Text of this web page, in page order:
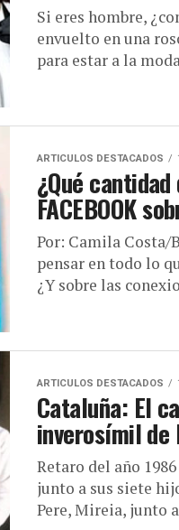
Si eres hombre,
envuelto en una
para estar a la
ARTICULOS DESTACADOS
¿Qué
FACEBOOK
Por: Camila Costa/
pensar en todo lo
¿Y sobre las
ARTICULOS DESTACADOS
Cataluña: El
inverosímil de
Retaro del año
junto a sus siete
Pere, Mireia, junto